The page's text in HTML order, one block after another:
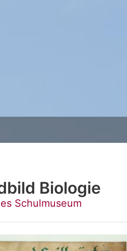
Biologie
Schulmuseum